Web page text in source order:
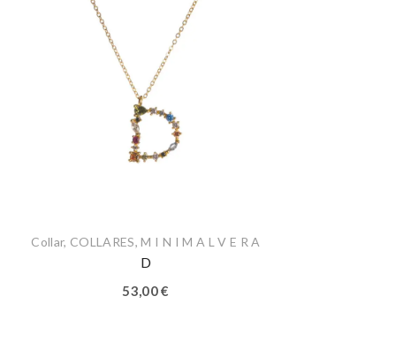
Collar, COLLARES,M I N I M A L V E R A
D
53,00€